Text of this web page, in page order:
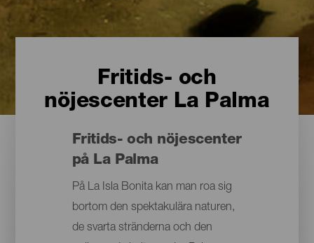
Fritids- och
nöjescenter La Palma
Fritids- och nöjescenter
på La Palma
På La Isla Bonita kan man roa sig
bortom den spektakulära naturen,
de svarta stränderna och den